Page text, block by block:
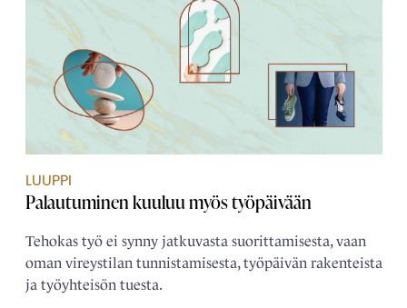
LUUPPI
Palautuminen kuuluu myös työpäivään
Tehokas työ ei synny jatkuvasta suorittamisesta, vaan
oman vireystilan tunnistamisesta, työpäivän rakenteista
ja työyhteisön tuesta.